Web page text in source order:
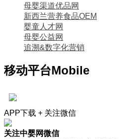
母婴渠道优品网
新西兰营养食品OEM
婴童人才网
母婴公益网
追溯&数字化营销
移动平台Mobile
APP下载 + 关注微信
关注中婴网微信